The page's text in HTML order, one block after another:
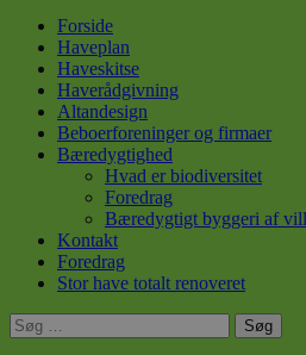
Forside
Haveplan
Haveskitse
Haverådgivning
Altandesign
Beboerforeninger og firmaer
Bæredygtighed
Hvad er biodiversitet
Foredrag
Bæredygtigt byggeri af
Kontakt
Foredrag
Stor have totalt renoveret
Søg
efter: